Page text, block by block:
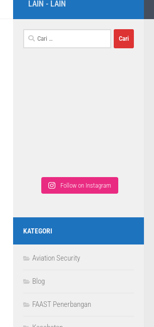
LAIN - LAIN
Follow on Instagram
KATEGORI
Aviation Security
Blog
FAAST Penerbangan